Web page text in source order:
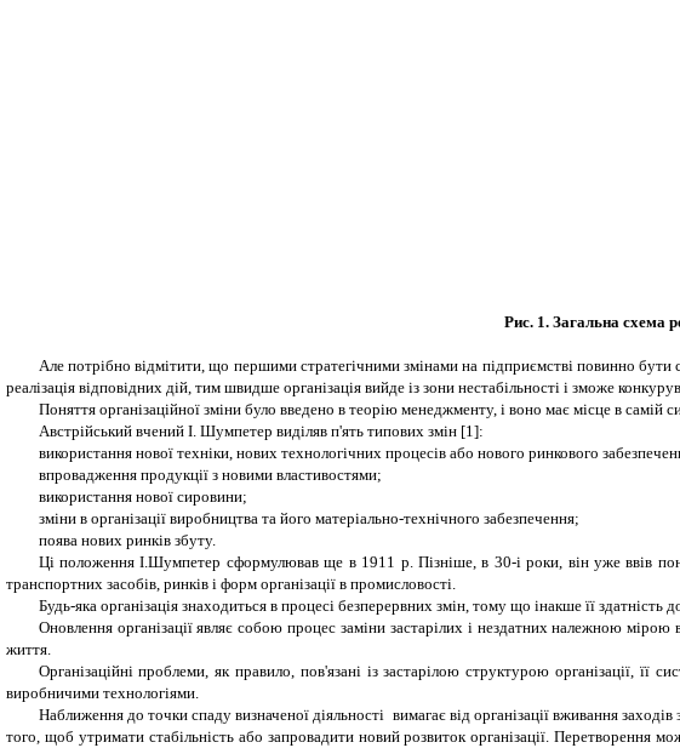
Рис. 1. Загальна схема
Але потрібно відмітити, що першими стратегічними змінами на підприємстві повинно бути
реалізація відповідних дій, тим швидше організація вийде із зони нестабільності і зможе
Поняття організаційної зміни було введено в теорію менеджменту, і воно має місце в самій
Австрійський вчений І. Шумпетер виділяв п'ять типових змін [1]:
використання нової техніки, нових технологічних процесів або нового ринкового
впровадження продукції з новими властивостями;
використання нової сировини;
зміни в організації виробництва та його матеріально-технічного забезпечення;
поява нових ринків збуту.
Ці положення І.Шумпетер сформулював ще в 1911 р. Пізніше, в 30-і роки, він уже ввів
транспортних засобів, ринків і форм організації в промисловості.
Будь-яка організація знаходиться в процесі безперервних змін, тому що інакше її
Оновлення організації являє собою процес заміни застарілих і нездатних належною
життя.
Організаційні проблеми, як правило, пов'язані із застарілою структурою організації,
виробничими технологіями.
Наближення до точки спаду визначеної діяльності вимагає від організації вживання
того, щоб утримати стабільність або запровадити новий розвиток організації. Перетворення